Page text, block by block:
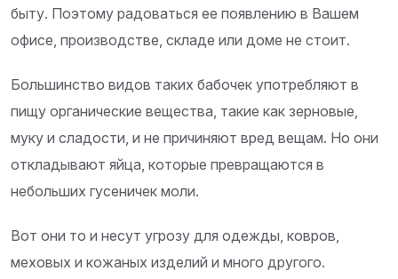
быту. Поэтому радоваться ее появлению в Вашем
офисе, производстве, складе или доме не стоит.
Большинство видов таких бабочек употребляют в
пищу органические вещества, такие как зерновые,
муку и сладости, и не причиняют вред вещам. Но они
откладывают яйца, которые превращаются в
небольших гусеничек моли.
Вот они то и несут угрозу для одежды, ковров,
меховых и кожаных изделий и много другого.